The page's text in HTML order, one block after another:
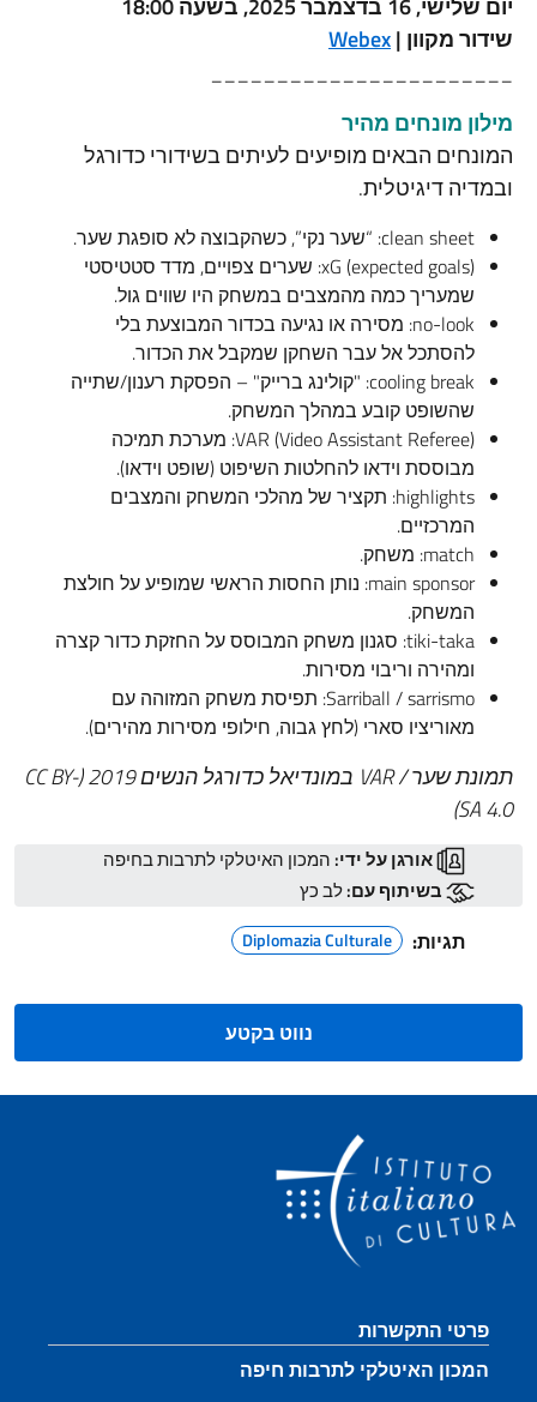
שידור מקוון |Webex
מילון מונחים מהיר
המונחים הבאים מופיעים לעיתים בשידורי כדורגל
ובמדיה דיגיטלית.
clean sheet: “שער נקי”, כשהקבוצה לא סופגת שער.
xG (expected goals): שערים צפויים, מדד סטטיסטי
שמעריך כמה מהמצבים במשחק היו שווים גול.
no-look: מסירה או נגיעה בכדור המבוצעת בלי
להסתכל אל עבר השחקן שמקבל את הכדור.
cooling break: "קולינג ברייק" – הפסקת רענון/שתייה
שהשופט קובע במהלך המשחק.
(Video Assistant Referee) VAR: מערכת תמיכה
מבוססת וידאו להחלטות השיפוט (שופט וידאו).
highlights: תקציר של מהלכי המשחק והמצבים
המרכזיים.
match: משחק.
main sponsor: נותן החסות הראשי שמופיע על חולצת
המשחק.
tiki-taka: סגנון משחק המבוסס על החזקת כדור קצרה
ומהירה וריבוי מסירות.
Sarriball / sarrismo: תפיסת משחק המזוהה עם
מאוריציו סארי (לחץ גבוה, חילופי מסירות מהירים).
תמונת שער / VAR במונדיאל כדורגל הנשים 2019 (CC BY-
SA 4.0)
אורגן על ידי: המכון האיטלקי לתרבות בחיפה
בשיתוף עם:לב כץ
תגיות: Diplomazia Culturale
נווט בקטע
קטע כותרת תחתונה
פרטי התקשרות
המכון האיטלקי לתרבות חיפה